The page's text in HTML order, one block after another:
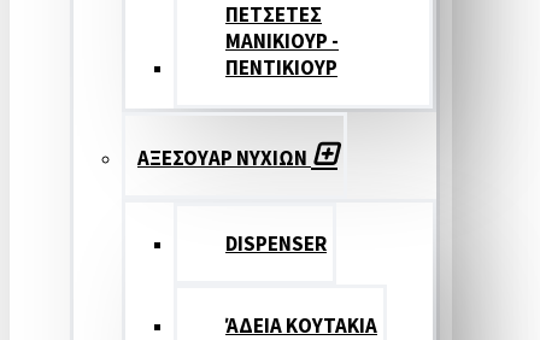
ΠΕΤΣΕΤΕΣ
ΜΑΝΙΚΙΟΥΡ -
ΠΕΝΤΙΚΙΟΥΡ
ΑΞΕΣΟΥΑΡ ΝΥΧΙΩΝ
DISPENSER
ΆΔΕΙΑ ΚΟΥΤΑΚΙΑ